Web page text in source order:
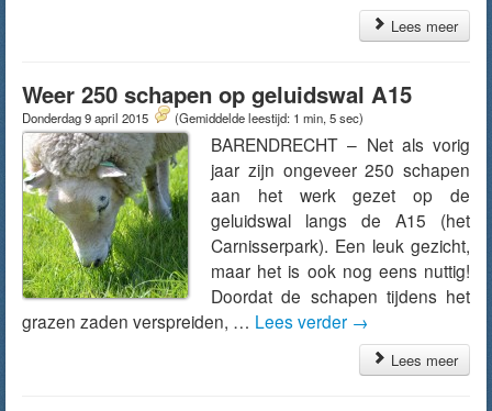
Lees meer
Weer 250 schapen op geluidswal A15
Donderdag 9 april 2015 (Gemiddelde leestijd: 1 min, 5 sec)
BARENDRECHT – Net als vorig
jaar zijn ongeveer 250 schapen
aan het werk gezet op de
geluidswal langs de A15 (het
Carnisserpark). Een leuk gezicht,
maar het is ook nog eens nuttig!
Doordat de schapen tijdens het
grazen zaden verspreiden, … Lees verder →
Lees meer